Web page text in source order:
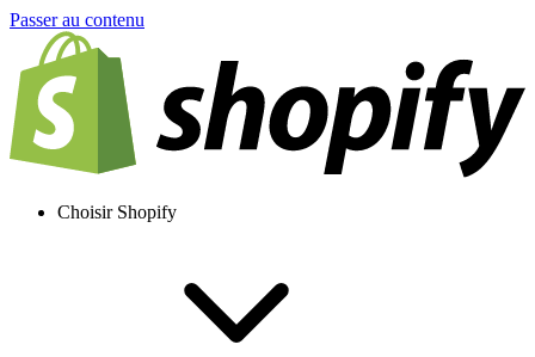
Passer au contenu
Choisir Shopify